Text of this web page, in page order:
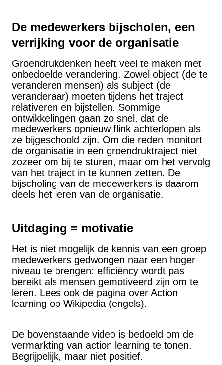
De medewerkers bijscholen, een
verrijking voor de organisatie
Groendrukdenken heeft veel te maken met
onbedoelde verandering. Zowel object (de te
veranderen mensen) als subject (de
veranderaar) moeten tijdens het traject
relativeren en bijstellen. Sommige
ontwikkelingen gaan zo snel, dat de
medewerkers opnieuw flink achterlopen als
ze bijgeschoold zijn. Om die reden monitort
de organisatie in een groendruktraject niet
zozeer om bij te sturen, maar om het vervolg
van het traject in te kunnen zetten. De
bijscholing van de medewerkers is daarom
deels het leren van de organisatie.
Uitdaging = motivatie
Het is niet mogelijk de kennis van een groep
medewerkers gedwongen naar een hoger
niveau te brengen: efficiëncy wordt pas
bereikt als mensen gemotiveerd zijn om te
leren. Lees ook de pagina over Action
learning op Wikipedia (engels).
De bovenstaande video is bedoeld om de
vermarkting van action learning te tonen.
Begrijpelijk, maar niet positief.